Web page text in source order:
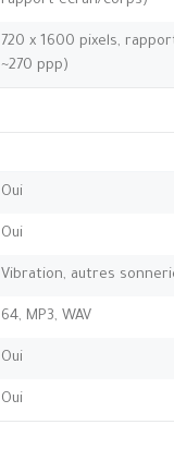
720 x 1600 pixels,
~270 ppp)
Oui
Oui
Vibration, autres
64, MP3, WAV
Oui
Oui